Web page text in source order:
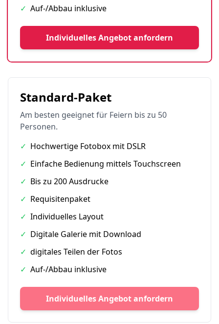
✓ Auf-/Abbau inklusive
Individuelles Angebot anfordern
Standard-Paket
Am besten geeignet für Feiern bis zu 50
Personen.
✓ Hochwertige Fotobox mit DSLR
✓ Einfache Bedienung mittels Touchscreen
✓ Bis zu 200 Ausdrucke
✓ Requisitenpaket
✓ Individuelles Layout
✓ Digitale Galerie mit Download
✓ digitales Teilen der Fotos
✓ Auf-/Abbau inklusive
Individuelles Angebot anfordern